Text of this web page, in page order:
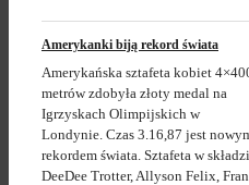
Amerykanki biją rekord świata
Amerykańska sztafeta kobiet
metrów zdobyła złoty medal na
Igrzyskach Olimpijskich w
Londynie. Czas 3.16,87 jest
rekordem świata. Sztafeta w
DeeDee Trotter, Allyson Felix,